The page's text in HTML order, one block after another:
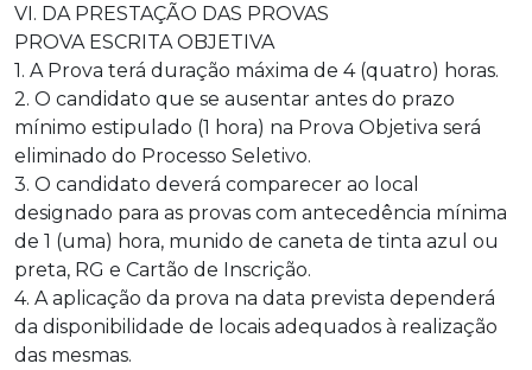
VI. DA PRESTAÇÃO DAS PROVAS
PROVA ESCRITA OBJETIVA
1. A Prova terá duração máxima de 4 (quatro) horas.
2. O candidato que se ausentar antes do prazo
mínimo estipulado (1 hora) na Prova Objetiva será
eliminado do Processo Seletivo.
3. O candidato deverá comparecer ao local
designado para as provas com antecedência mínima
de 1 (uma) hora, munido de caneta de tinta azul ou
preta, RG e Cartão de Inscrição.
4. A aplicação da prova na data prevista dependerá
da disponibilidade de locais adequados à realização
das mesmas.